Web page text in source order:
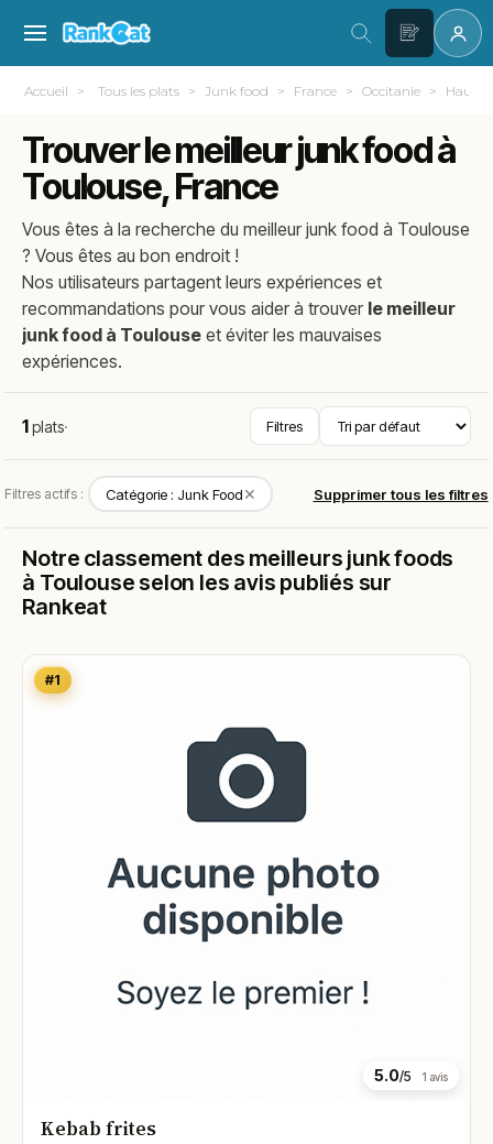
Accueil Tous les plats Junk food France Occitanie Haute-
Trouver le meilleur junk food à
Toulouse, France
Vous êtes à la recherche du meilleurjunk food à Toulouse
? Vous êtes au bon endroit !
Nos utilisateurs partagent leurs expériences et
recommandations pour vous aider à trouver le meilleur
junk food à Toulouse et éviter les mauvaises
expériences.
1plats· Filtres
Filtres actifs : Catégorie : Junk Food✕ Supprimer tous les filtres
Notre classement des meilleurs junk foods
à Toulouse selon les avis publiés sur
Rankeat
#1
5.0/5 1 avis
Kebab frites